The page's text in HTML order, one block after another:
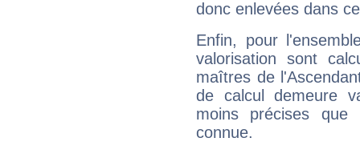
donc enlevées dans
Enfin, pour
valorisation sont
maîtres de
de calcul demeure
moins précises que
connue.